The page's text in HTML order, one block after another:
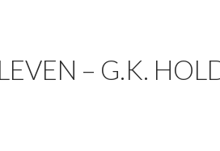
– G.K.